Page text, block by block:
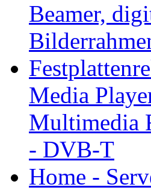
Beamer,
Media
Multimedia
- DVB-T
Home -